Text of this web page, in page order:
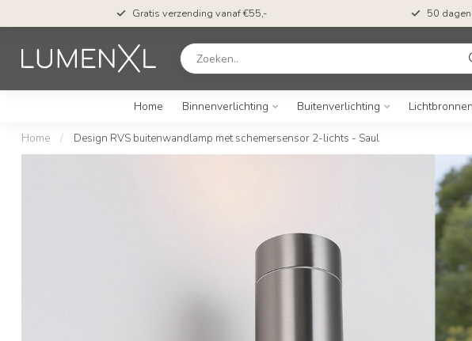
Gratis verzending vanaf €55,- 50
Home Binnenverlichting Buitenverlichting Lichtbronnen
Home / Design RVS buitenwandlamp met schemersensor 2-lichts - Saul